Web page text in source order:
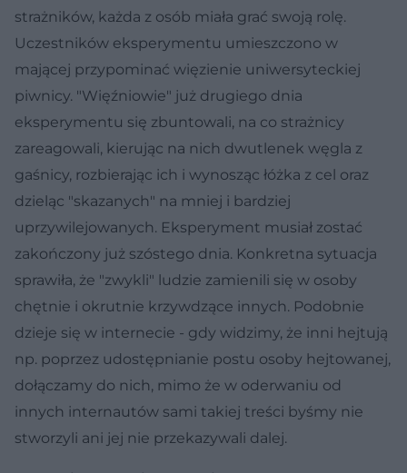
strażników, każda z osób miała grać swoją rolę.
Uczestników eksperymentu umieszczono w
mającej przypominać więzienie uniwersyteckiej
piwnicy. "Więźniowie" już drugiego dnia
eksperymentu się zbuntowali, na co strażnicy
zareagowali, kierując na nich dwutlenek węgla z
gaśnicy, rozbierając ich i wynosząc łóżka z cel oraz
dzieląc "skazanych" na mniej i bardziej
uprzywilejowanych. Eksperyment musiał zostać
zakończony już szóstego dnia. Konkretna sytuacja
sprawiła, że "zwykli" ludzie zamienili się w osoby
chętnie i okrutnie krzywdzące innych. Podobnie
dzieje się w internecie - gdy widzimy, że inni hejtują
np. poprzez udostępnianie postu osoby hejtowanej,
dołączamy do nich, mimo że w oderwaniu od
innych internautów sami takiej treści byśmy nie
stworzyli ani jej nie przekazywali dalej.